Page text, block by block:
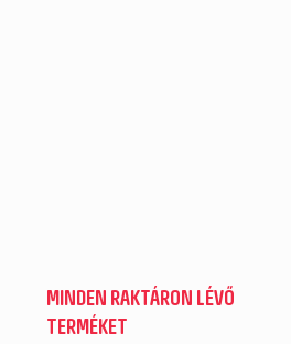
MINDEN RAKTÁRON LÉVŐ
TERMÉKET